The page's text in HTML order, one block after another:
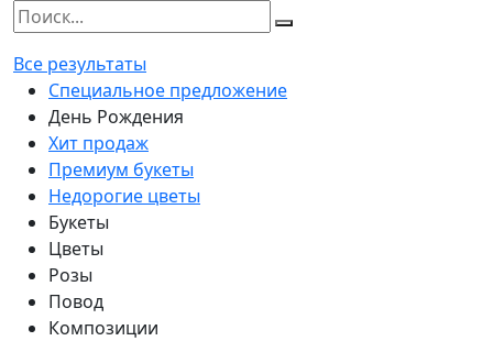
Все результаты
Специальное предложение
День Рождения
Хит продаж
Премиум букеты
Недорогие цветы
Букеты
Цветы
Розы
Повод
Композиции